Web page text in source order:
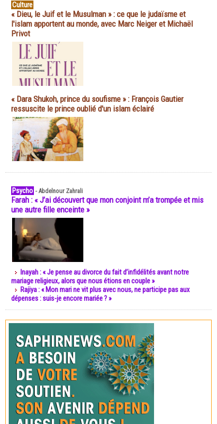
Culture
« Dieu, le Juif et le Musulman » : ce que le judaïsme et
l'islam apportent au monde, avec Marc Neiger et Michaël
Privot
« Dara Shukoh, prince du soufisme » : François Gautier
ressuscite le prince oublié d'un islam éclairé
Psycho -Abdelnour Zahrali
Farah : « J’ai découvert que mon conjoint m’a trompée et mis
une autre fille enceinte »
Inayah : « Je pense au divorce du fait d’infidélités avant notre
mariage religieux, alors que nous étions en couple »
Rajiya : « Mon mari ne vit plus avec nous, ne participe pas aux
dépenses : suis-je encore mariée ? »